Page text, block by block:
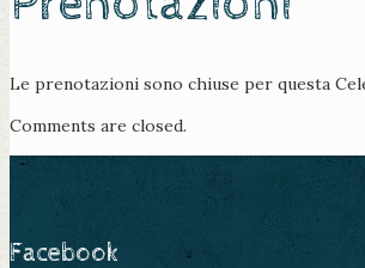
Le prenotazioni sono chiuse per questa
Comments are closed.
Facebook